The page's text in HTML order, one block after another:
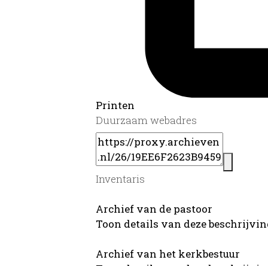
Printen
Duurzaam webadres
Inventaris
Archief van de pastoor
Toon details van deze
Archief van het kerkbestuur